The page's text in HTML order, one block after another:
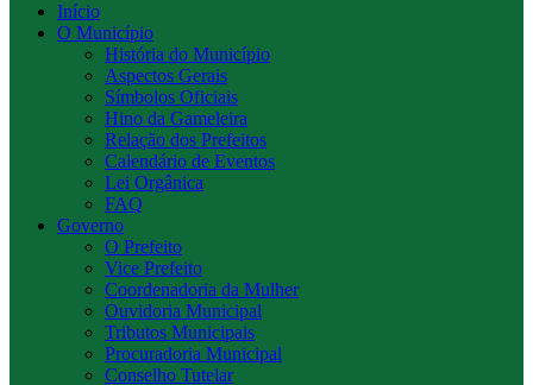
Início
O Município
História do Município
Aspectos Gerais
Símbolos Oficiais
Hino da Gameleira
Relação dos Prefeitos
Calendário de Eventos
Lei Orgânica
FAQ
Governo
O Prefeito
Vice Prefeito
Coordenadoria da Mulher
Ouvidoria Municipal
Tributos Municipais
Procuradoria Municipal
Conselho Tutelar